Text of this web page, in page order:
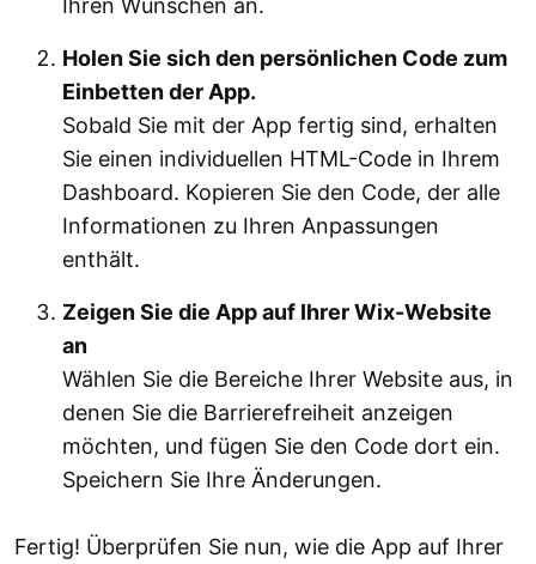
Ihren Wünschen an.
Holen Sie sich den persönlichen Code zum
Einbetten der App.
Sobald Sie mit der App fertig sind, erhalten
Sie einen individuellen HTML-Code in Ihrem
Dashboard. Kopieren Sie den Code, der alle
Informationen zu Ihren Anpassungen
enthält.
Zeigen Sie die App auf Ihrer Wix-Website
an
Wählen Sie die Bereiche Ihrer Website aus, in
denen Sie die Barrierefreiheit anzeigen
möchten, und fügen Sie den Code dort ein.
Speichern Sie Ihre Änderungen.
Fertig! Überprüfen Sie nun, wie die App auf Ihrer